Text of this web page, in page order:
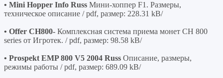
• Mini Hopper Info Russ Мини-хоппер F1. Размеры,
техническое описание / pdf, размер: 228.31 kB/
• Offer CH800- Комплексная система приема монет CH 800
series от Игротек. / pdf, размер: 98.58 kB/
• Prospekt EMP 800 V5 2004 Russ Описание, размеры,
режимы работы / pdf, размер: 689.09 kB/